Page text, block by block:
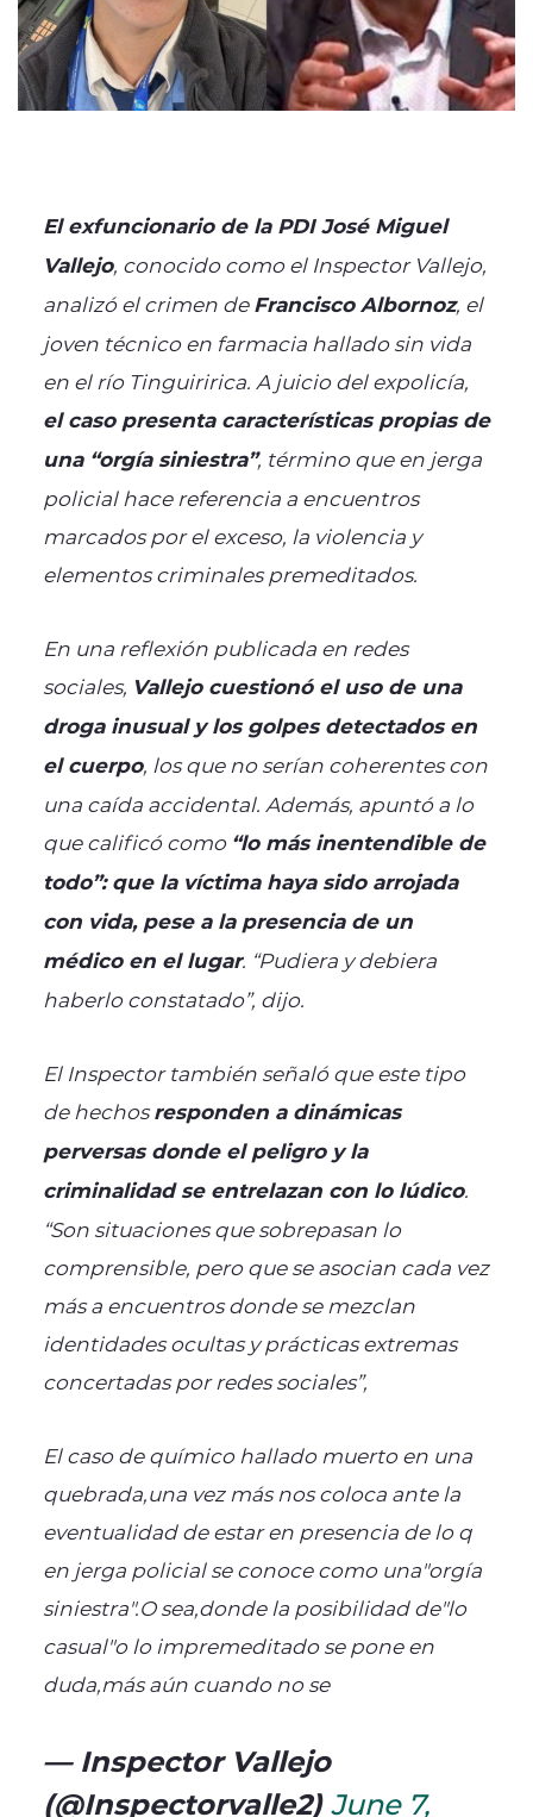
El exfuncionario de la PDI José Miguel
Vallejo, conocido como el Inspector Vallejo,
analizó el crimen deFrancisco Albornoz, el
joven técnico en farmacia hallado sin vida
en el río Tinguiririca. A juicio del expolicía,
el caso presenta características propias de
una “orgía siniestra”, término que en jerga
policial hace referencia a encuentros
marcados por el exceso, la violencia y
elementos criminales premeditados.
En una reflexión publicada en redes
sociales, Vallejo cuestionó el uso de una
droga inusual y los golpes detectados en
el cuerpo, los que no serían coherentes con
una caída accidental. Además, apuntó a lo
que calificó como “lo más inentendible de
todo”: que la víctima haya sido arrojada
con vida, pese a la presencia de un
médico en el lugar. “Pudiera y debiera
haberlo constatado”, dijo.
El Inspector también señaló que este tipo
de hechosresponden a dinámicas
perversas donde el peligro y la
criminalidad se entrelazan con lo lúdico.
“Son situaciones que sobrepasan lo
comprensible, pero que se asocian cada vez
más a encuentros donde se mezclan
identidades ocultas y prácticas extremas
concertadas por redes sociales”,
El caso de químico hallado muerto en una
quebrada,una vez más nos coloca ante la
eventualidad de estar en presencia de lo q
en jerga policial se conoce como una"orgía
siniestra".O sea,donde la posibilidad de"lo
casual"o lo impremeditado se pone en
duda,más aún cuando no se
— Inspector Vallejo
(@Inspectorvalle2)June 7,